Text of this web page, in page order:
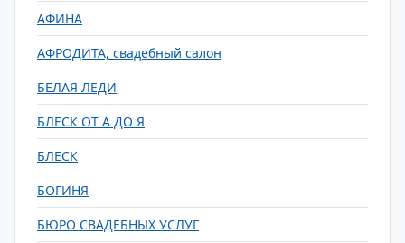
АФИНА
АФРОДИТА, свадебный салон
БЕЛАЯ ЛЕДИ
БЛЕСК ОТ А ДО Я
БЛЕСК
БОГИНЯ
БЮРО СВАДЕБНЫХ УСЛУГ